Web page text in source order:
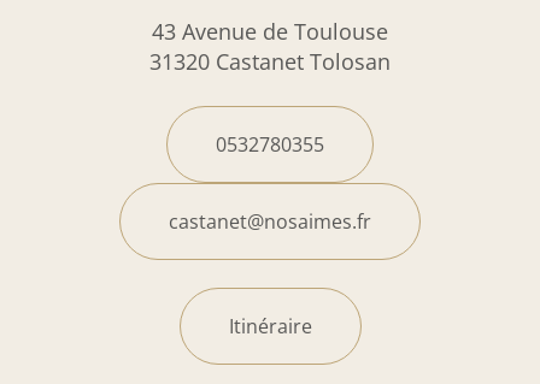
43 Avenue de Toulouse
31320 Castanet Tolosan
0532780355
castanet@nosaimes.fr
Itinéraire